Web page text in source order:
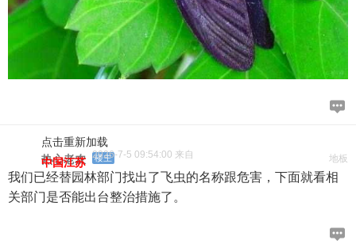
点击重新加载
地板
热心老农 楼主
2026-7-5 09:54:00 来自
中国江苏
我们已经替园林部门找出了飞虫的名称跟危害，下面就看相
关部门是否能出台整治措施了。